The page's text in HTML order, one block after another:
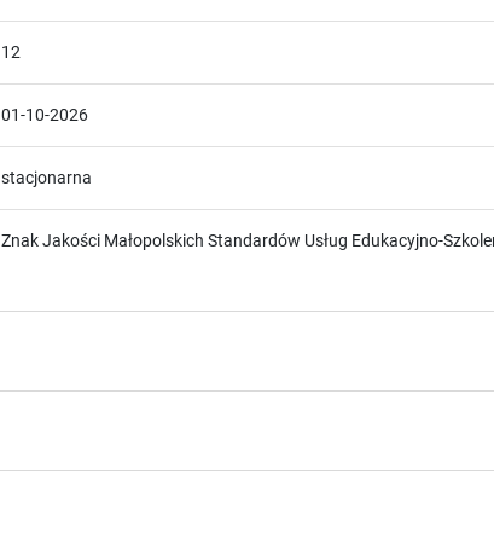
12
01-10-2026
stacjonarna
Znak Jakości Małopolskich Standardów Usług Edukacyjno-